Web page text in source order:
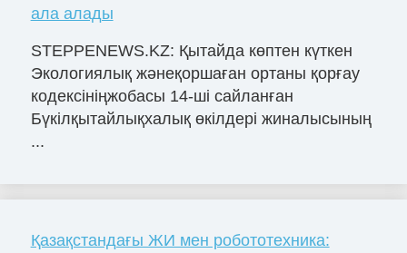
ала алады
STEPPENEWS.KZ: Қытайда көптен күткен
Экологиялық жәнеқоршаған ортаны қорғау
кодексініңжобасы 14-шi сайланған
Бүкілқытайлықхалық өкілдері жиналысының
...
Қазақстандағы ЖИ мен робототехника: